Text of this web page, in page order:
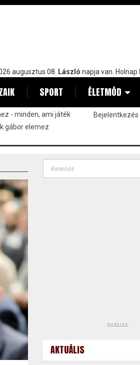
augusztus 08. László napja van. Holnap
SPORT ÉLETMÓD
- minden, ami játék
gábor elemez
Bejelentkezés
hirdetés
AKTUÁLIS